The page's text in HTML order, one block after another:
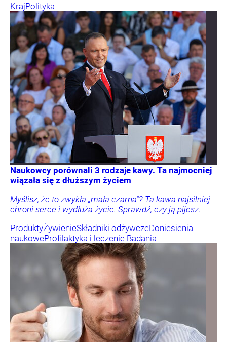
KrajPolityka
Naukowcy porównali 3 rodzaje kawy. Ta najmocniej
wiązała się z dłuższym życiem
Myślisz, że to zwykła „mała czarna”? Ta kawa najsilniej
chroni serce i wydłuża życie. Sprawdź, czy ją pijesz.
ProduktyŻywienieSkładniki odżywczeDoniesienia
naukoweProfilaktyka i leczenie Badania